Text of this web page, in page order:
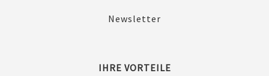
Newsletter
IHRE VORTEILE